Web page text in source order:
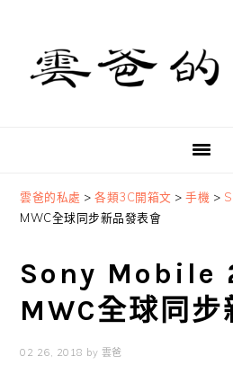
primary
navigation
content
primary
sidebar
雲爸的私處 >各類3C開箱文 >手機 >
MWC全球同步新品發表會
Sony Mobile
MWC全球同
02 26, 2018 by 雲爸